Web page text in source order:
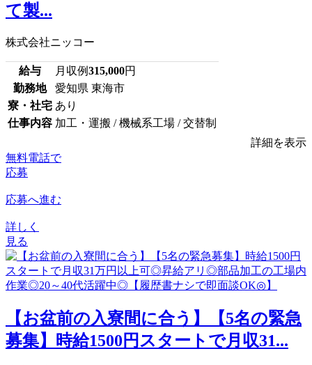
て製...
株式会社ニッコー
給与 月収例315,000円
勤務地
愛知県 東海市
寮・社宅 あり
仕事内容 加工・運搬 / 機械系工場 / 交替制
詳細を表示
無料電話で
応募
応募へ進む
詳しく
見る
【お盆前の入寮間に合う】【5名の緊急
募集】時給1500円スタートで月収31...